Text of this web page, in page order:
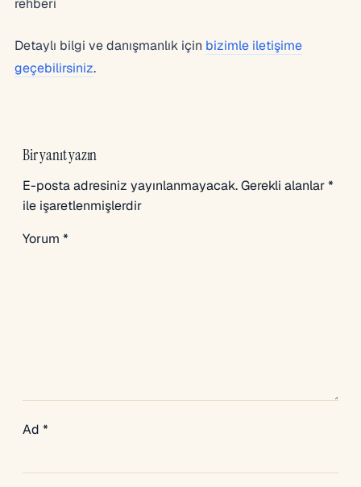
Detaylı bilgi ve danışmanlık için bizimle iletişime
geçebilirsiniz.
Bir yanıt yazın
E-posta adresiniz yayınlanmayacak.Gerekli alanlar*
ile işaretlenmişlerdir
Yorum *
Ad *